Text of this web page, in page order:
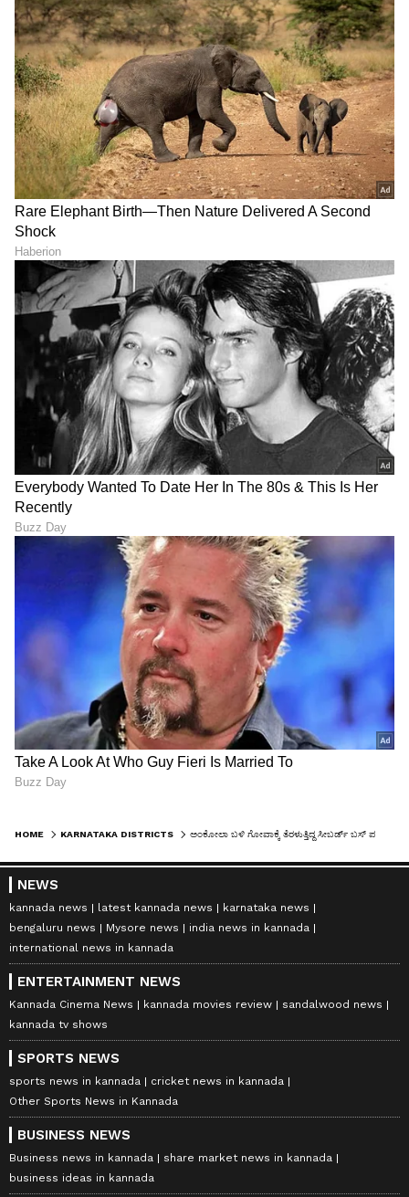
HOME KARNATAKA DISTRICTS
NEWS
kannada news latest kannada news
karnataka news
bengaluru news
Mysore news
india news in kannada
international news in kannada
ENTERTAINMENT NEWS
Kannada Cinema News kannada movies review
sandalwood news
kannada tv shows
SPORTS NEWS
sports news in kannada
cricket news in kannada
Other Sports News in Kannada
BUSINESS NEWS
Business news in kannada
share market news in kannada
business ideas in kannada